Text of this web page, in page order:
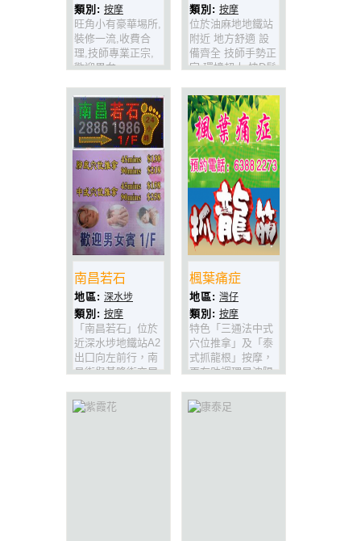
類別: 按摩
旺角小有豪華埸所,
裝修一流,收費合
理,技師專業正宗,
歡迎男女
類別: 按摩
位於油麻地地鐵站
附近 地方舒適 設
備齊全 技師手勢正
宗 環境超大 快D鬆
南昌若石
地區: 深水埗
類別: 按摩
「南昌若石」位於
近深水埗地鐵站A2
出囗向左前行，南
昌街與基隆街交屆
境清安靜，擁有大
埸出身的專業技
楓葉痛症
地區: 灣仔
類別: 按摩
特色「三通法中式
穴位推拿」及「泰
式抓龍根」按摩，
更有助調理早洩陽
筋是泰國特有的依
據醫學理論的引伸